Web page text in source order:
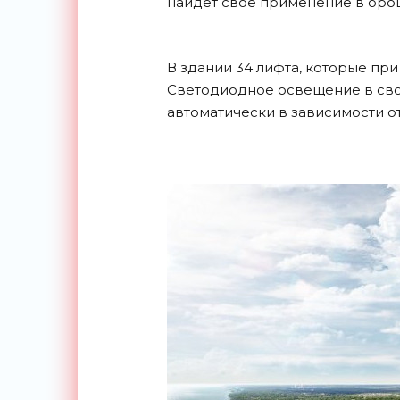
В здании 34 лифта, которые
Светодиодное освещение в
автоматически в зависимости